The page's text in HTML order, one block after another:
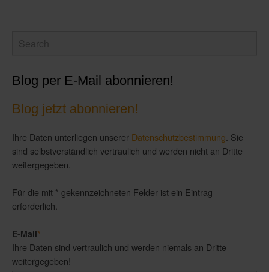
Blog per E-Mail abonnieren!
Blog jetzt abonnieren!
Ihre Daten unterliegen unserer Datenschutzbestimmung. Sie
sind selbstverständlich vertraulich und werden nicht an Dritte
weitergegeben.
Für die mit * gekennzeichneten Felder ist ein Eintrag
erforderlich.
E-Mail*
Ihre Daten sind vertraulich und werden niemals an Dritte
weitergegeben!